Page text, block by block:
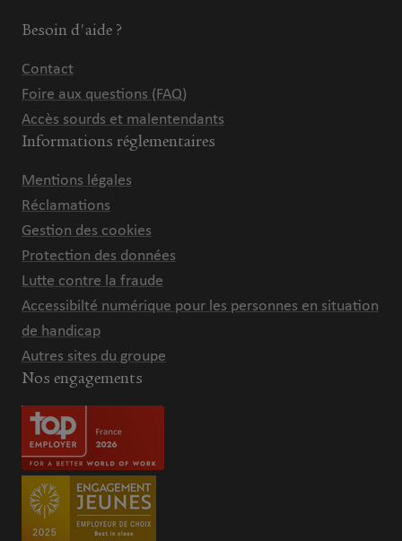
Besoin d'aide ?
Contact
Foire aux questions (FAQ)
Accès sourds et malentendants
Informations réglementaires
Mentions légales
Réclamations
Gestion des cookies
Protection des données
Lutte contre la fraude
Accessibilté numérique pour les personnes en situation
de handicap
Autres sites du groupe
Nos engagements